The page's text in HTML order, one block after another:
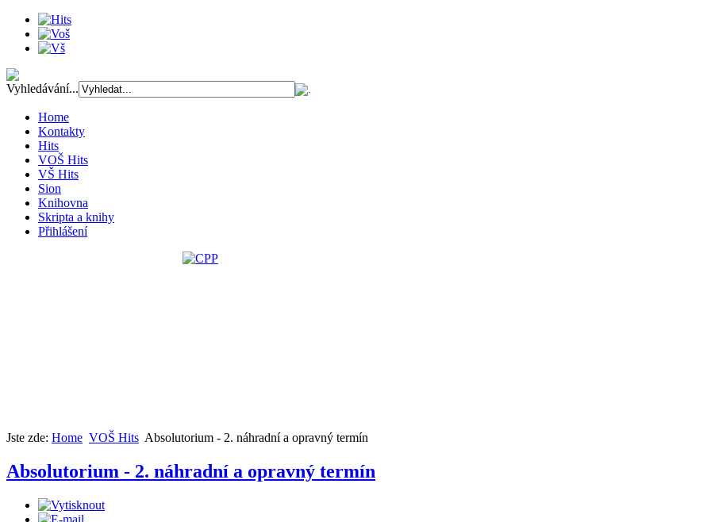
Vyhledávání...
Home
Kontakty
Hits
VOŠ Hits
VŠ Hits
Sion
Knihovna
Skripta a knihy
Přihlášení
Jste zde: Home VOŠ Hits Absolutorium - 2. náhradní a opravný termín
Absolutorium - 2. náhradní a opravný termín